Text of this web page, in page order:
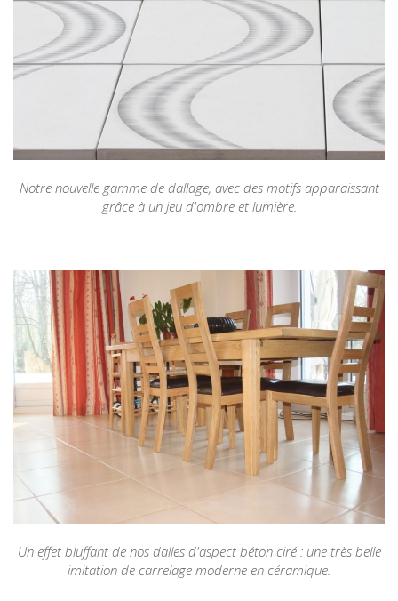
Notre nouvelle gamme de dallage, avec des motifs apparaissant
grâce à un jeu d'ombre et lumière.
Un effet bluffant de nos dalles d'aspect béton ciré : une très belle
imitation de carrelage moderne en céramique.